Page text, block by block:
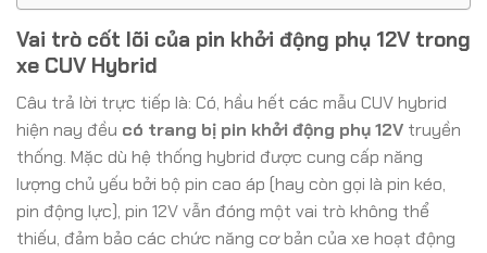
Vai trò cốt lõi của pin khởi động phụ 12V trong
xe CUV Hybrid
Câu trả lời trực tiếp là: Có, hầu hết các mẫu CUV hybrid
hiện nay đều có trang bị pin khởi động phụ 12V truyền
thống. Mặc dù hệ thống hybrid được cung cấp năng
lượng chủ yếu bởi bộ pin cao áp (hay còn gọi là pin kéo,
pin động lực), pin 12V vẫn đóng một vai trò không thể
thiếu, đảm bảo các chức năng cơ bản của xe hoạt động